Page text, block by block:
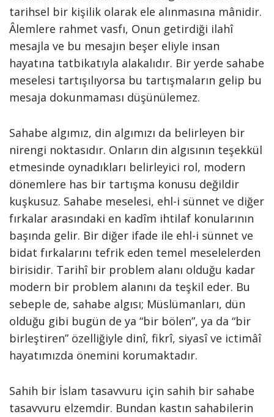
tarihsel bir kişilik olarak ele alınmasına mânidir.
Âlemlere rahmet vasfı, Onun getirdiği ilahî
mesajla ve bu mesajın beşer eliyle insan
hayatına tatbikatıyla alakalıdır. Bir yerde sahabe
meselesi tartışılıyorsa bu tartışmaların gelip bu
mesaja dokunmaması düşünülemez.
Sahabe algımız, din algımızı da belirleyen bir
nirengi noktasıdır. Onların din algısının teşekkül
etmesinde oynadıkları belirleyici rol, modern
dönemlere has bir tartışma konusu değildir
kuşkusuz. Sahabe meselesi, ehl-i sünnet ve diğer
fırkalar arasındaki en kadîm ihtilaf konularının
başında gelir. Bir diğer ifade ile ehl-i sünnet ve
bidat fırkalarını tefrik eden temel meselelerden
birisidir. Tarihî bir problem alanı olduğu kadar
modern bir problem alanını da teşkil eder. Bu
sebeple de, sahabe algısı; Müslümanları, dün
olduğu gibi bugün de ya “bir bölen”, ya da “bir
birleştiren” özelliğiyle dinî, fikrî, siyasî ve ictimâî
hayatımızda önemini korumaktadır.
Sahih bir İslam tasavvuru için sahih bir sahabe
tasavvuru elzemdir. Bundan kastın sahabilerin